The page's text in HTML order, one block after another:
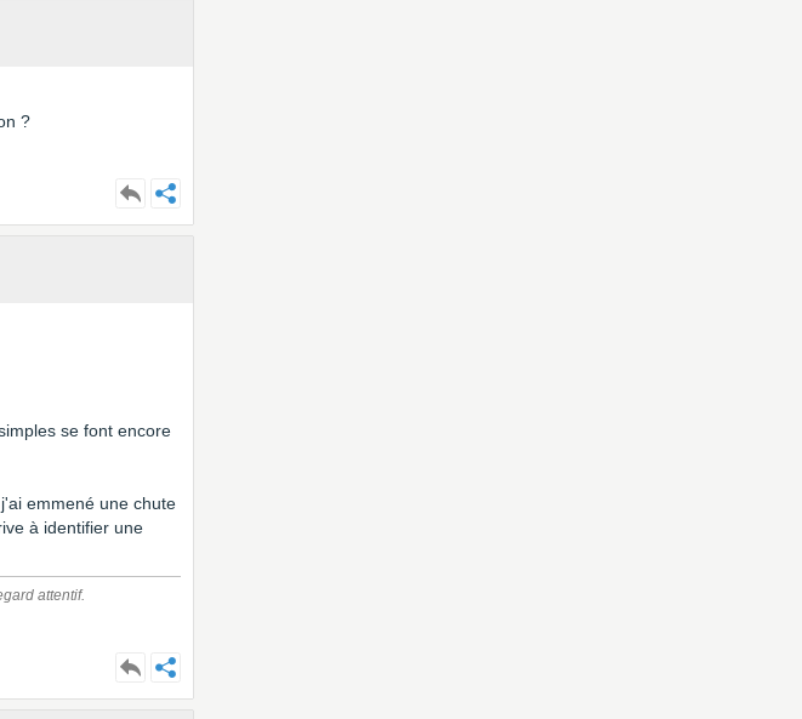
?
se font encore
emmené une chute
à identifier une
attentif.